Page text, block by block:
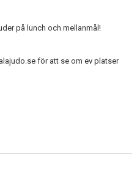
på lunch och mellanmål!
för att se om ev platser